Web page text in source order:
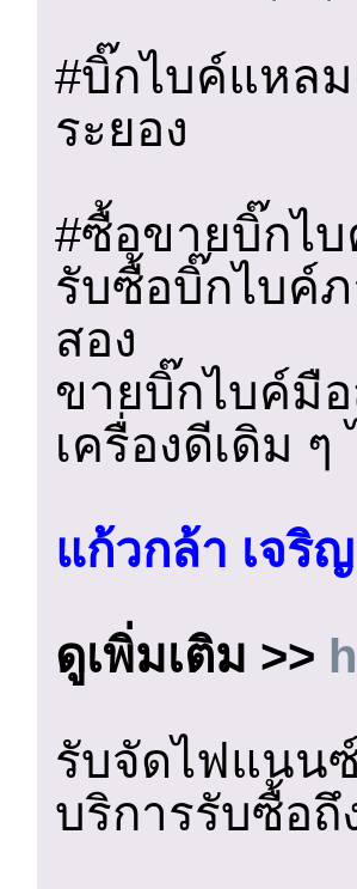
#บิ๊กไบค์แหล
ระยอง
#ซื้อขายบิ๊กไ
รับซื้อบิ๊กไบค์
สอง
ขายบิ๊กไบค์มื
เครื่องดีเดิม
แก้วกล้า เจริ
ดูเพิ่มเติม >>
รับจัดไฟแนน
บริการรับซื้อถึ